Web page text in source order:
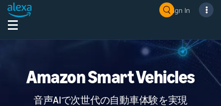
Sign In
Amazon Smart Vehicles
音声AIで次世代の自動車体験を実現